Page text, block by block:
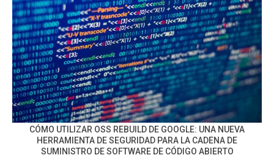
CÓMO UTILIZAR OSS REBUILD DE GOOGLE: UNA NUEVA
HERRAMIENTA DE SEGURIDAD PARA LA CADENA DE
SUMINISTRO DE SOFTWARE DE CÓDIGO ABIERTO